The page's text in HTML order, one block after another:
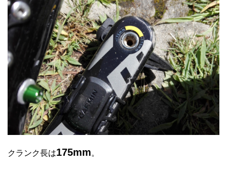
クランク長は175mm。